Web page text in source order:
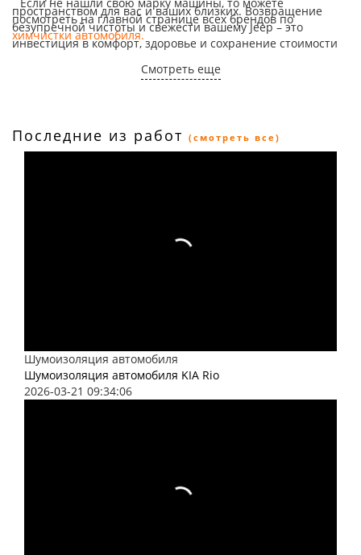
пространством для вас и ваших близких. Возвращение
безупречной чистоты и свежести вашему Jeep – это
инвестиция в комфорт, здоровье и сохранение стоимости
качество выполненных работ и приглашаем вас лично
посмотреть на главной странице всех брендов по
химчистки автомобиля.
Смотреть еще
Последние из работ (смотреть все)
Шумоизоляция автомобиля
Шумоизоляция автомобиля KIA Rio
2026-03-21 09:34:06